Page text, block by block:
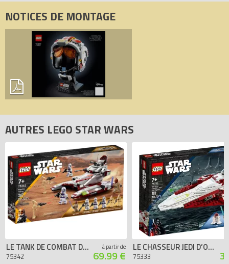
NOTICES DE MONTAGE
AUTRES LEGO STAR WARS
LE TANK DE COMBAT DE LA RÉPUBLIQUE
75342
à partir de
69.99 €
LE CHASSEUR JEDI D’OBI-WAN KENOBI
75333